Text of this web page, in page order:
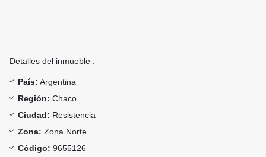
Detalles del inmueble :
País: Argentina
Región: Chaco
Ciudad: Resistencia
Zona: Zona Norte
Código: 9655126